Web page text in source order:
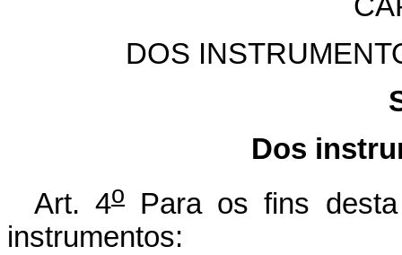
DOS
Dos
Art. 4oPara os fins desta
instrumentos: